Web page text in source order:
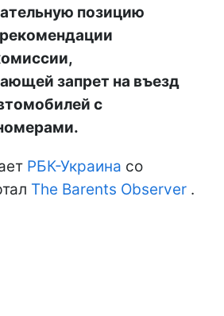
позицию
запрет на въезд
с
РБК-Украина со
The Barents Observer .